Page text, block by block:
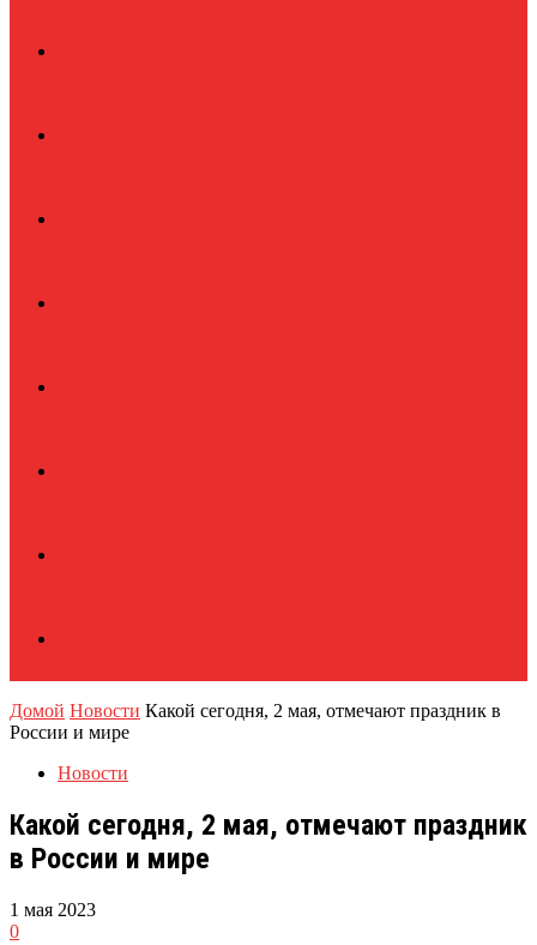
Домой Новости Какой сегодня, 2 мая, отмечают праздник в
России и мире
Новости
Какой сегодня, 2 мая, отмечают праздник
в России и мире
1 мая 2023
0